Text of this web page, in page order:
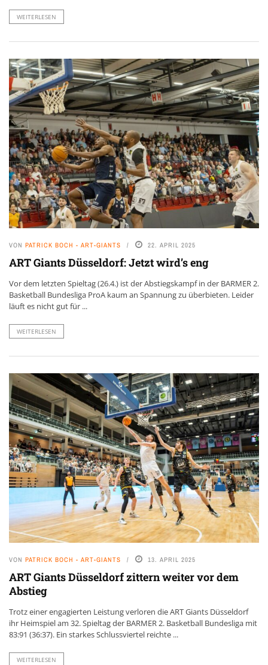
WEITERLESEN
VON PATRICK BOCH - ART-GIANTS 22. APRIL 2025
ART Giants Düsseldorf: Jetzt wird’s eng
Vor dem letzten Spieltag (26.4.) ist der Abstiegskampf in der BARMER 2.
Basketball Bundesliga ProA kaum an Spannung zu überbieten. Leider
läuft es nicht gut für ...
WEITERLESEN
VON PATRICK BOCH - ART-GIANTS 13. APRIL 2025
ART Giants Düsseldorf zittern weiter vor dem
Abstieg
Trotz einer engagierten Leistung verloren die ART Giants Düsseldorf
ihr Heimspiel am 32. Spieltag der BARMER 2. Basketball Bundesliga mit
83:91 (36:37). Ein starkes Schlussviertel reichte ...
WEITERLESEN